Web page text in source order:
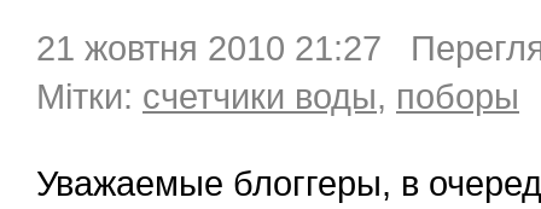
21 жовтня 2010 21:27
Мітки: счетчики воды, поборы
Уважаемые блоггеры, в